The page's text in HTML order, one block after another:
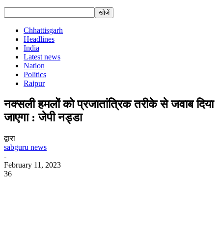
Chhattisgarh
Headlines
India
Latest news
Nation
Politics
Raipur
नक्सली हमलों को प्रजातांत्रिक तरीके से जवाब दिया
जाएगा : जेपी नड्डा
द्वारा
sabguru news
-
February 11, 2023
36